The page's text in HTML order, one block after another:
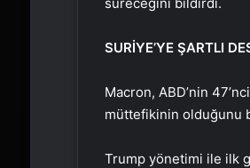
SURİYE’YE ŞARTLI
Macron, ABD’nin
müttefikinin olduğunu
Trump yönetimi ile ilk